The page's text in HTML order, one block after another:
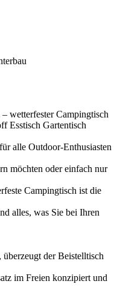
wetterfester Campingtisch
Esstisch Gartentisch
alle Outdoor-Enthusiasten
möchten oder einfach nur
Campingtisch ist die
alles, was Sie bei Ihren
der Beistelltisch
im Freien konzipiert und